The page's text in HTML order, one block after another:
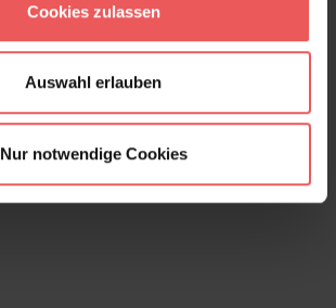
Cookies zulassen
Auswahl erlauben
Nur notwendige Cookies